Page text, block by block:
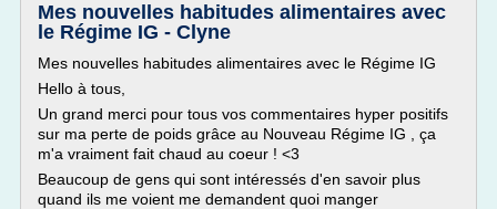
Mes nouvelles habitudes alimentaires avec
le Régime IG - Clyne
Mes nouvelles habitudes alimentaires avec le Régime IG
Hello à tous,
Un grand merci pour tous vos commentaires hyper positifs
sur ma perte de poids grâce au Nouveau Régime IG , ça
m'a vraiment fait chaud au coeur ! <3
Beaucoup de gens qui sont intéressés d'en savoir plus
quand ils me voient me demandent quoi manger